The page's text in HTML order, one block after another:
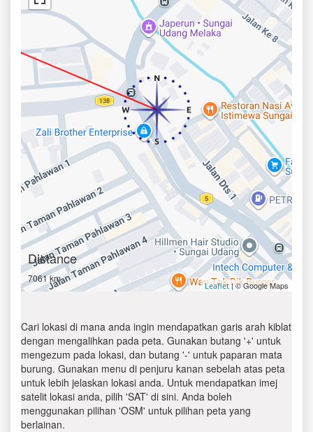
Distance
7061 km
Leaflet| © Google Maps
Cari lokasi di mana anda ingin mendapatkan garis arah kiblat
dengan mengalihkan pada peta. Gunakan butang '+' untuk
mengezum pada lokasi, dan butang '-' untuk paparan mata
burung. Gunakan menu di penjuru kanan sebelah atas peta
untuk lebih jelaskan lokasi anda. Untuk mendapatkan imej
satelit lokasi anda, pilih 'SAT' di sini. Anda boleh
menggunakan pilihan 'OSM' untuk pilihan peta yang
berlainan.